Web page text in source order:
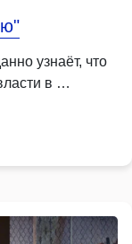
узнаёт, что
в …